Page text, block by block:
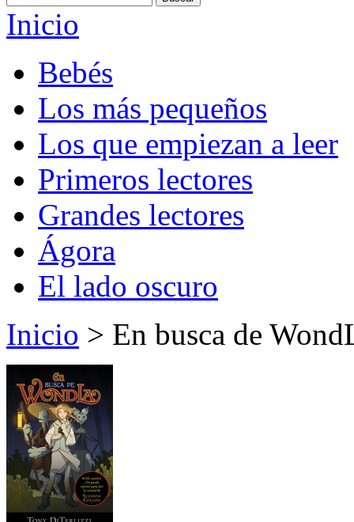
Inicio
Bebés
Los más pequeños
Los que empiezan a leer
Primeros lectores
Grandes lectores
Ágora
El lado oscuro
Inicio > En busca de